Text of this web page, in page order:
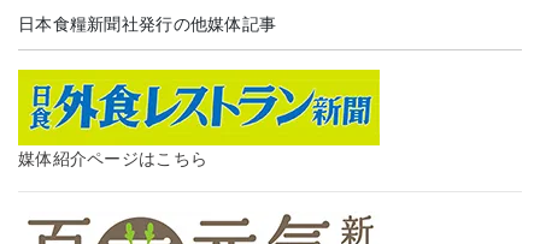
日本食糧新聞社発行の他媒体記事
媒体紹介ページはこちら